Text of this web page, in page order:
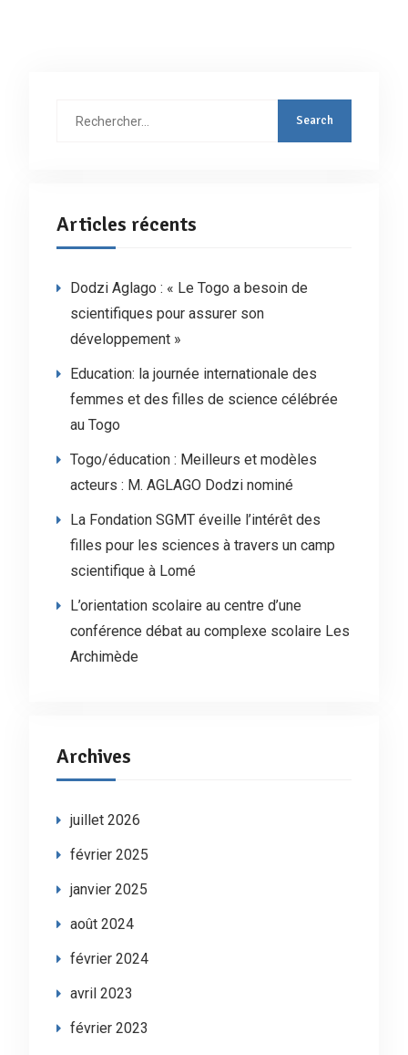
Articles récents
Dodzi Aglago : « Le Togo a besoin de
scientifiques pour assurer son
développement »
Education: la journée internationale des
femmes et des filles de science célébrée
au Togo
Togo/éducation : Meilleurs et modèles
acteurs : M. AGLAGO Dodzi nominé
La Fondation SGMT éveille l’intérêt des
filles pour les sciences à travers un camp
scientifique à Lomé
L’orientation scolaire au centre d’une
conférence débat au complexe scolaire Les
Archimède
Archives
juillet 2026
février 2025
janvier 2025
août 2024
février 2024
avril 2023
février 2023